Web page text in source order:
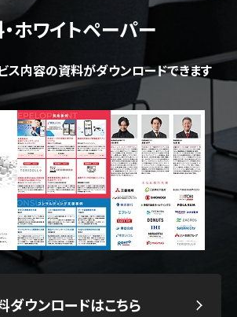
ホワイトペーパー
ス内容の資料がダウンロードできます
ダウンロードはこちら